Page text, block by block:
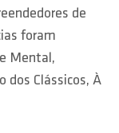
de
foram
Mental,
dos Clássicos, À